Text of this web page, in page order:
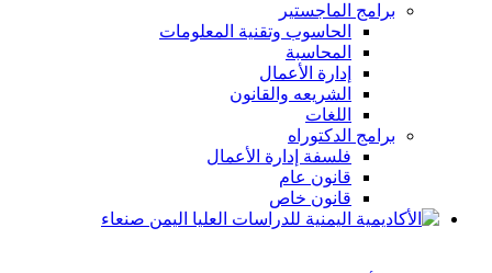
برامج الماجستير
الحاسوب وتقنية المعلومات
المحاسبة
إدارة الأعمال
الشريعه والقانون
اللغات
برامج الدكتوراه
فلسفة إدارة الأعمال
قانون عام
قانون خاص